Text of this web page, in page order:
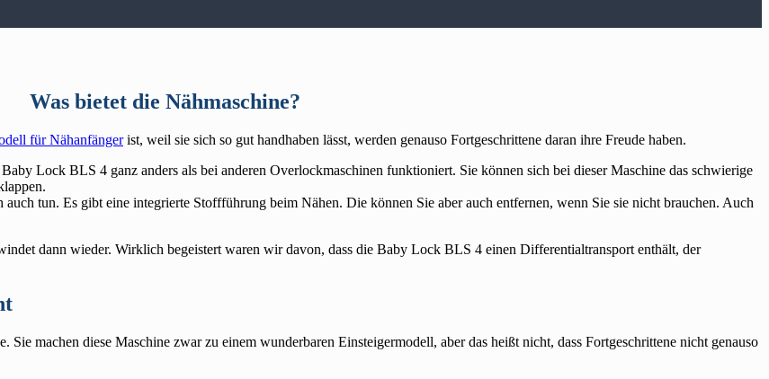
Was bietet die Nähmaschine?
für Nähanfängerist, weil sie sich so gut handhaben lässt, werden genauso Fortgeschrittene daran ihre Freude haben.
Lock BLS 4 ganz anders als bei anderen Overlockmaschinen funktioniert. Sie können sich bei dieser Maschine das schwierige
tun. Es gibt eine integrierte Stoffführung beim Nähen. Die können Sie aber auch entfernen, wenn Sie sie nicht brauchen. Auch
dann wieder. Wirklich begeistert waren wir davon, dass die Baby Lock BLS 4 einen Differentialtransport enthält, der
machen diese Maschine zwar zu einem wunderbaren Einsteigermodell, aber das heißt nicht, dass Fortgeschrittene nicht genauso